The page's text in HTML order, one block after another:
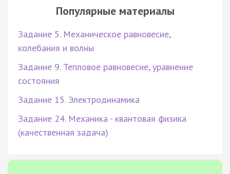
Популярные материалы
Задание 5. Механическое равновесие,
колебания и волны
Задание 9. Тепловое равновесие, уравнение
состояния
Задание 15. Электродинамика
Задание 24. Механика - квантовая физика
(качественная задача)